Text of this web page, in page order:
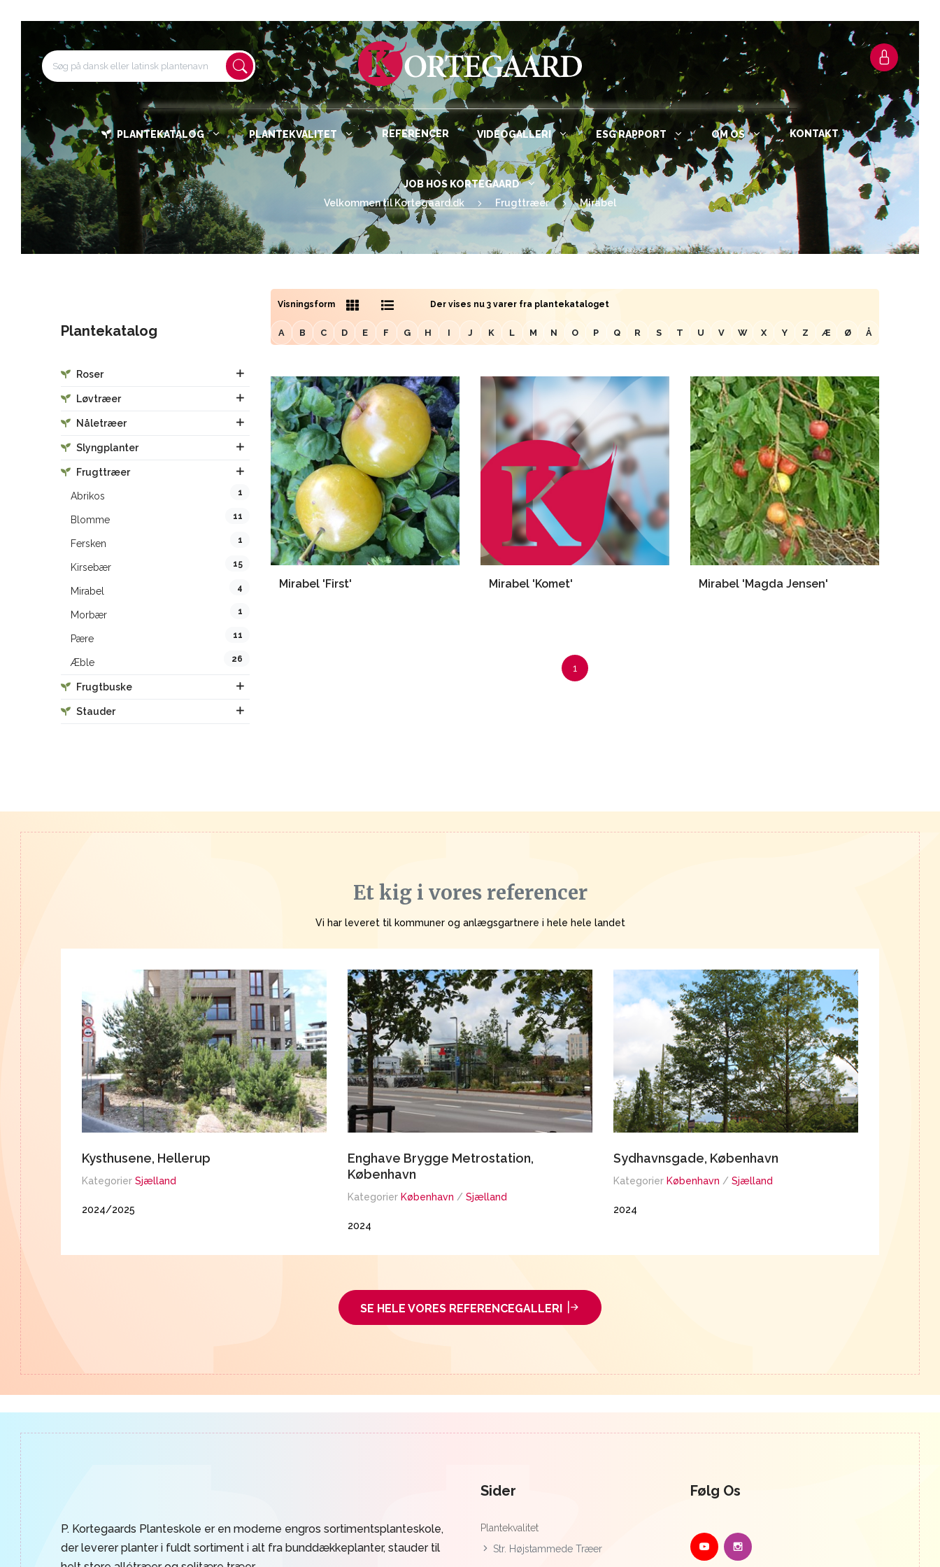
PLANTEKATALOG PLANTEKVALITET REFERENCER VIDEOGALLERI ESG RAPPORT OM OS KONTAKT
JOB HOS KORTEGAARD
Velkommen til Kortegaard.dk
Frugttræer Mirabel
Visningsform Der vises nu 3 varer fra plantekataloget
A B C D E F G H I J K L M N O P Q R S T U V W X Y Z Æ Ø Å
Mirabel 'First' Mirabel 'Komet' Mirabel 'Magda Jensen'
1
Plantekatalog
Roser
Løvtræer
Nåletræer
Slyngplanter
Frugttræer
Abrikos 1
Blomme 11
Fersken 1
Kirsebær 15
Mirabel 4
Morbær 1
Pære 11
Æble 26
Frugtbuske
Stauder
Et kig i vores referencer
Vi har leveret til kommuner og anlægsgartnere i hele hele landet
Kysthusene, Hellerup
Kategorier Sjælland
2024/2025
Enghave Brygge Metrostation,
København
Kategorier København / Sjælland
2024
Sydhavnsgade, København
Kategorier København / Sjælland
2024
Kategorier
SE HELE VORES REFERENCEGALLERI
P. Kortegaards Planteskole er en moderne engros sortimentsplanteskole,
der leverer planter i fuldt sortiment i alt fra bunddækkeplanter, stauder til
Sider
Plantekvalitet
Str. Højstammede Træer
Følg Os